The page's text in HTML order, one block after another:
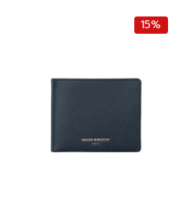
฿3,800.00.฿3,230.00.
15%